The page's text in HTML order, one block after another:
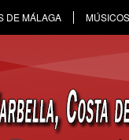
DE MÁLAGA